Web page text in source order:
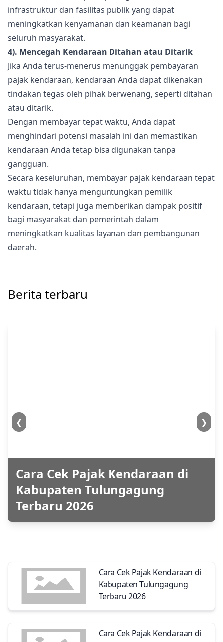
infrastruktur dan fasilitas publik yang dapat
meningkatkan kenyamanan dan keamanan bagi
seluruh masyarakat.
4). Mencegah Kendaraan Ditahan atau Ditarik
Jika Anda terus-menerus menunggak pembayaran
pajak kendaraan, kendaraan Anda dapat dikenakan
tindakan tegas oleh pihak berwenang, seperti ditahan
atau ditarik.
Dengan membayar tepat waktu, Anda dapat
menghindari potensi masalah ini dan memastikan
kendaraan Anda tetap bisa digunakan tanpa
gangguan.
Secara keseluruhan, membayar pajak kendaraan tepat
waktu tidak hanya menguntungkan pemilik
kendaraan, tetapi juga memberikan dampak positif
bagi masyarakat dan pemerintah dalam
meningkatkan kualitas layanan dan pembangunan
daerah.
Berita terbaru
Cara Cek Pajak Kendaraan di
Kabupaten Tulungagung
Terbaru 2026
❮ ❯
Cara Cek Pajak Kendaraan di
Kabupaten Tulungagung
Terbaru 2026
Cara Cek Pajak Kendaraan di